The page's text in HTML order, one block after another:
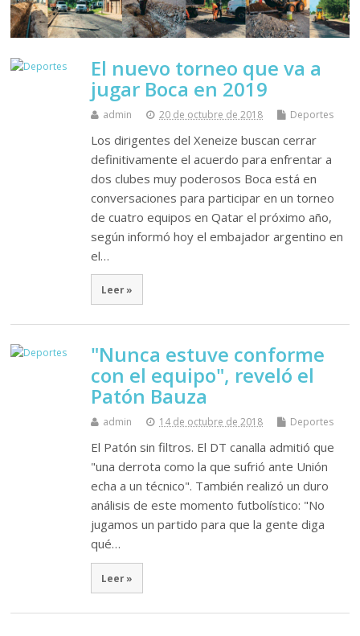
El nuevo torneo que va a
jugar Boca en 2019
admin 20 de octubre de 2018 Deportes
Los dirigentes del Xeneize buscan cerrar
definitivamente el acuerdo para enfrentar a
dos clubes muy poderosos Boca está en
conversaciones para participar en un torneo
de cuatro equipos en Qatar el próximo año,
según informó hoy el embajador argentino en
el…
Leer »
"Nunca estuve conforme
con el equipo", reveló el
Patón Bauza
admin 14 de octubre de 2018 Deportes
El Patón sin filtros. El DT canalla admitió que
"una derrota como la que sufrió ante Unión
echa a un técnico". También realizó un duro
análisis de este momento futbolístico: "No
jugamos un partido para que la gente diga
qué…
Leer »